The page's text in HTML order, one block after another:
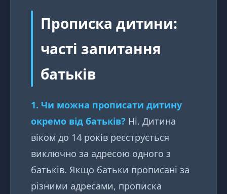
Прописка дитини:
часті запитання
батьків
1. Чи можна прописати дитину
окремо від батьків? Ні. Дитина
віком до 14 років реєструється
виключно за адресою одного з
батьків. Якщо батьки прописані за
різними адресами, прописка